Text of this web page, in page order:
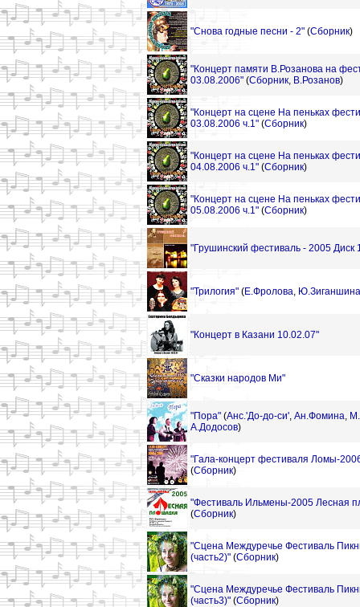
"Снова годные песни - 2" (Сборник)
"Концерт памяти В.Розанова на
03.08.2006" (Сборник, В.Розанов)
"Концерт на сцене На пеньках
03.08.2006 ч.1" (Сборник)
"Концерт на сцене На пеньках
04.08.2006 ч.1" (Сборник)
"Концерт на сцене На пеньках
05.08.2006 ч.1" (Сборник)
"Грушинский фестиваль - 2005 Диск
"Трилогия" (Е.Фролова, Ю.Зиганшина
"Концерт в Казани 10.02.07"
"Сказки народов Ми"
"Пора" (Анс.'До-до-си', Ан.Фомина,
А.Додосов)
"Гала-концерт фестиваля Ломы-2006
(Сборник)
"Фестиваль Ильмены-2005 Лесная
(Сборник)
"Сцена Междуречье Фестиваль
(часть2)" (Сборник)
"Сцена Междуречье Фестиваль
(часть3)" (Сборник)